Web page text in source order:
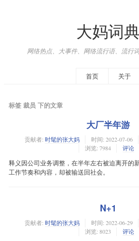
大妈词典
网络热点、大事件、网络流行语、流行词
首页 关于
标签 裁员 下的文章
大厂半年游
贡献者: 时髦的张大妈 时间: 2022-07-06
浏览: 7984
评论
释义因公司业务调整，在半年左右被迫离开的
工作节奏和内容，却被输送回社会。
N+1
贡献者: 时髦的张大妈 时间: 2022-06-29
浏览: 8023
评论